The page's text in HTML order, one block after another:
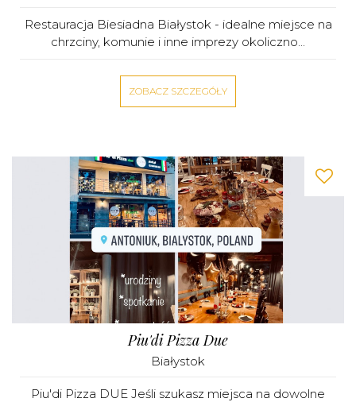
Restauracja Biesiadna Białystok - idealne miejsce na
chrzciny, komunie i inne imprezy okoliczno...
ZOBACZ SZCZEGÓŁY
Piu'di Pizza Due
Białystok
Piu'di Pizza DUE Jeśli szukasz miejsca na dowolne